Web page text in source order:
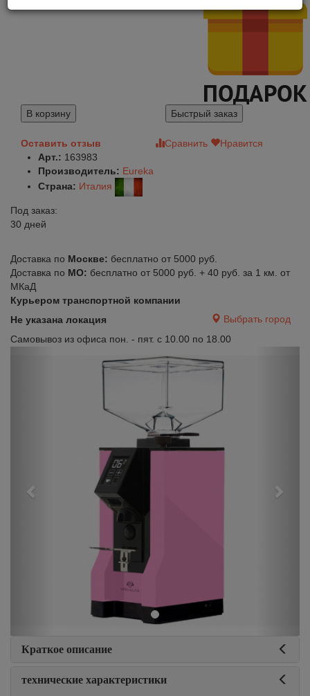
В корзину Быстрый заказ
Оставить отзыв Сравнить
Нравится
Арт.: 163983
Производитель: Eureka
Страна: Италия
Под заказ:
30 дней
Доставка по Москве: бесплатно от 5000 руб.
Доставка по МО: бесплатно от 5000 руб. + 40 руб. за 1 км. от
МКаД
Курьером транспортной компании
Не указана локация
Выбрать город
Самовывоз из офиса пон. - пят. с 10.00 по 18.00
Краткое описание
технические характеристики